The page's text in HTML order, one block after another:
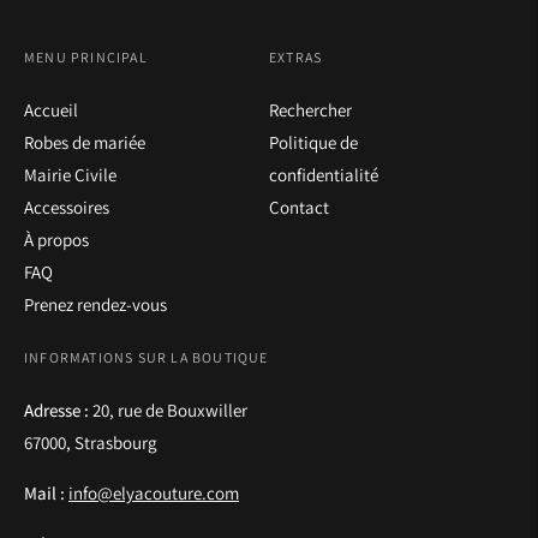
INFORMATIONS SUR LA BOUTIQUE
Adresse : 20, rue de Bouxwiller
67000, Strasbourg
Mail : info@elyacouture.com
MENU PRINCIPAL
Accueil
Robes de mariée
Mairie Civile
Accessoires
À propos
FAQ
Prenez rendez-vous
EXTRAS
Rechercher
Politique de
confidentialité
Contact